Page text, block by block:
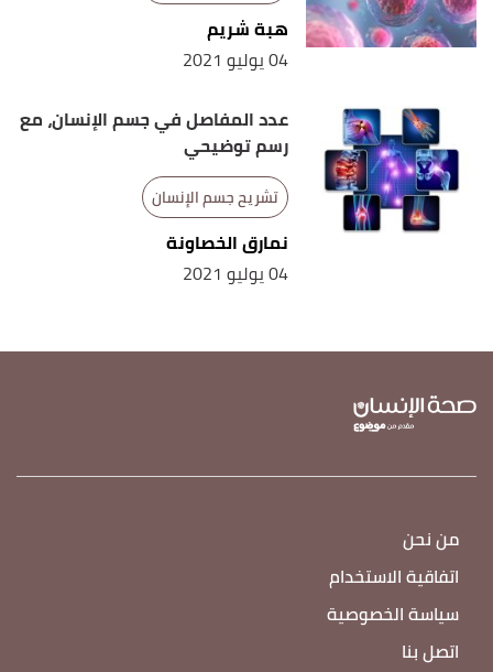
هبة شريم
04 يوليو 2021
عدد المفاصل في جسم الإنسان، مع
رسم توضيحي
تشريح جسم الإنسان
نمارق الخصاونة
04 يوليو 2021
من نحن
اتفاقية الاستخدام
سياسة الخصوصية
اتصل بنا